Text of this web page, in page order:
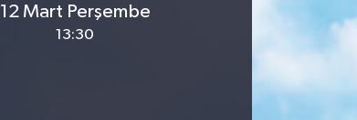
12 Mart Perşembe
13:30